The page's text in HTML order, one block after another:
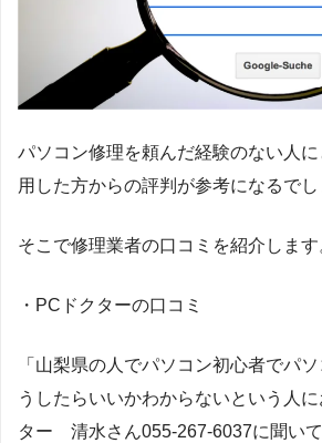
パソコン修理を頼んだ経験のない人
用した方からの評判が参考になるでし
そこで修理業者の口コミを紹介します
・PCドクターの口コミ
「山梨県の人でパソコン初心者でパ
うしたらいいかわからないという人
ター 清水さん055-267-6037に聞い